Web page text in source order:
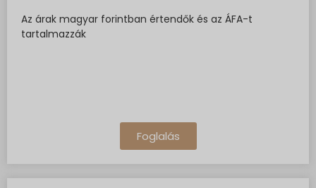
Az árak magyar forintban értendők és az ÁFA-t
tartalmazzák
Foglalás